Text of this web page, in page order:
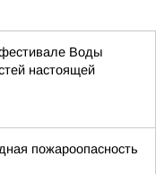
Воды
настоящей
пожароопасность